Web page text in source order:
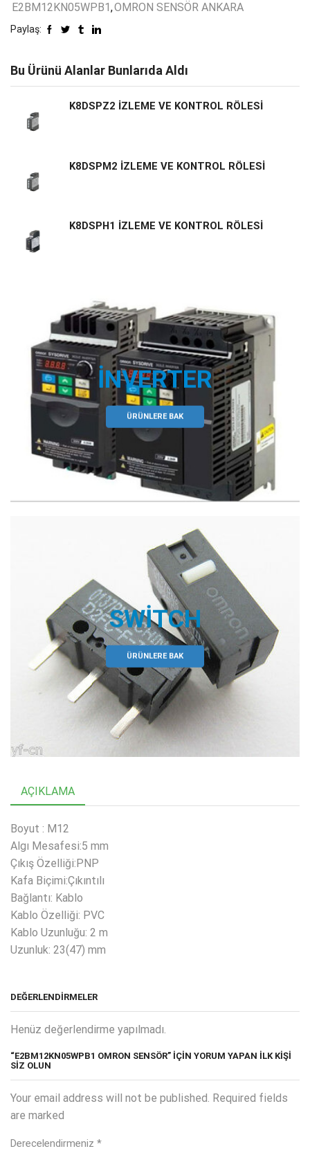
E2BM12KN05WPB1 ,OMRON SENSÖR ANKARA
Paylaş:
Bu Ürünü Alanlar Bunlarıda Aldı
K8DSPZ2 İZLEME VE KONTROL RÖLESİ
K8DSPM2 İZLEME VE KONTROL RÖLESİ
K8DSPH1 İZLEME VE KONTROL RÖLESİ
İNVERTER
ÜRÜNLERE BAK
SWITCH
ÜRÜNLERE BAK
AÇIKLAMA
Boyut : M12
Algı Mesafesi:5 mm
Çıkış Özelliği:PNP
Kafa Biçimi:Çıkıntılı
Bağlantı: Kablo
Kablo Özelliği: PVC
Kablo Uzunluğu: 2 m
Uzunluk: 23(47) mm
DEĞERLENDIRMELER
Henüz değerlendirme yapılmadı.
“E2BM12KN05WPB1 OMRON SENSÖR” IÇIN YORUM YAPAN ILK KIŞI
SIZ OLUN
Your email address will not be published. Required fields
are marked
Derecelendirmeniz *